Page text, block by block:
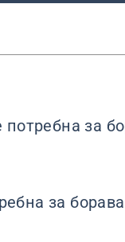
потребна за
за